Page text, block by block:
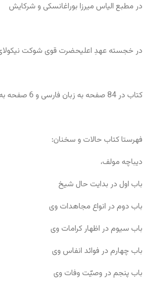
در مطبع الیاس میرزا بوراغانسکی و شرکایش
در خجسته عهدِ اعلیحضرت قوی شوکت
کتاب در 84 صفحه به زبان فارسی و 6 صفحه به زبان روسی نگاشته شده.
فهرستا کتاب حالات و سخنان:
دیباچه مولف،
باب اول در بدایت حال شیخ
باب دوم در انواع مجاهدات وی
باب سیوم در اظهار کرامات وی
باب چهارم در فوائد انفاس وی
باب پنجم در وصیّت وفات وی